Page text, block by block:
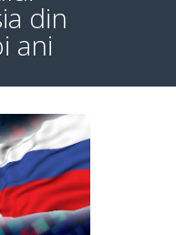
din
ani